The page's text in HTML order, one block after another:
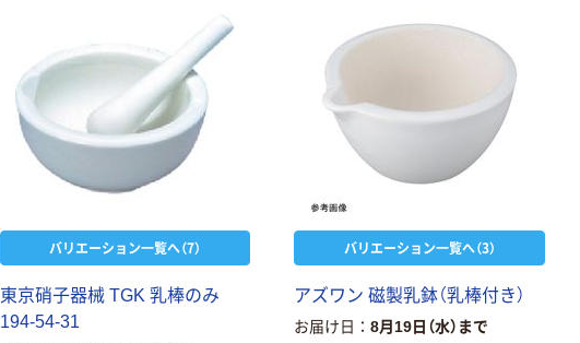
バリエーション一覧へ（7）
東京硝子器械 TGK 乳棒のみ
194-54-31
バリエーション一覧へ（3）
アズワン 磁製乳鉢（乳棒付き）
お届け日 8月19日（水）まで